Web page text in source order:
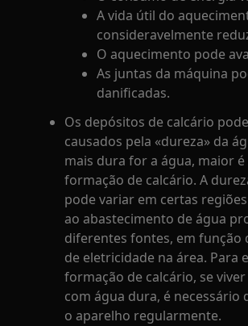
A vida útil do
consideravelmente
O aquecimento pode
As juntas da máquina
danificadas.
Os depósitos de calcário
causados pela «dureza» da
mais dura for a água, maior
formação de calcário. A
pode variar em certas
ao abastecimento de água
diferentes fontes, em função
de eletricidade na área. Para
formação de calcário, se
com água dura, é necessário
o aparelho regularmente.